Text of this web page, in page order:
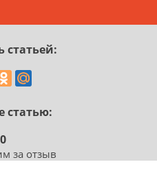
статьей:
статью:
0
за отзыв